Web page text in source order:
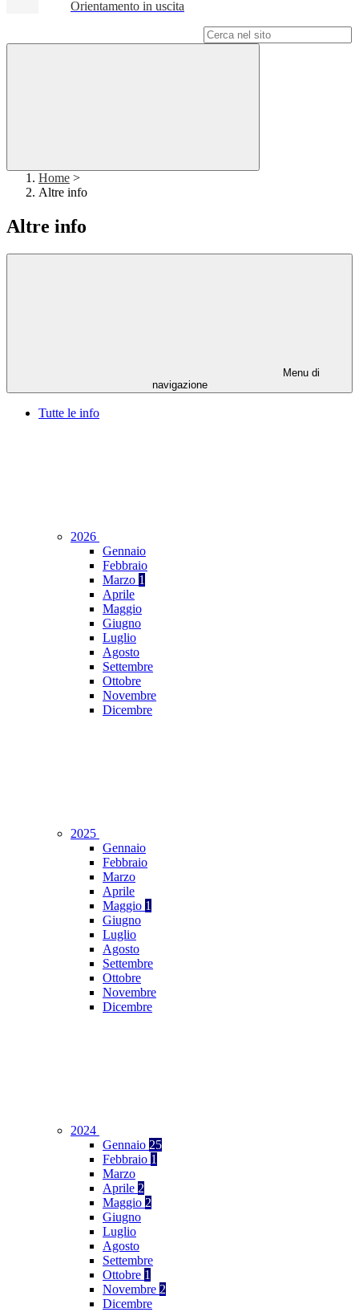
Orientamento in uscita
Home >
Altre info
Altre info
Menu di
navigazione
Tutte le info
2026
Gennaio
Febbraio
Marzo 1
Aprile
Maggio
Giugno
Luglio
Agosto
Settembre
Ottobre
Novembre
Dicembre
2025
Gennaio
Febbraio
Marzo
Aprile
Maggio 1
Giugno
Luglio
Agosto
Settembre
Ottobre
Novembre
Dicembre
2024
Gennaio 25
Febbraio 1
Marzo
Aprile 2
Maggio 2
Giugno
Luglio
Agosto
Settembre
Ottobre 1
Novembre 2
Dicembre